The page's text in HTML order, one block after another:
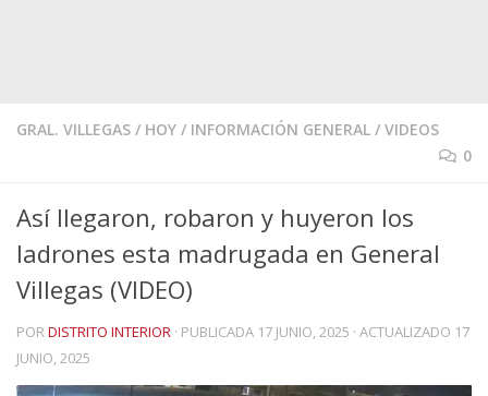
GRAL. VILLEGAS / HOY / INFORMACIÓN GENERAL / VIDEOS
0
Así llegaron, robaron y huyeron los
ladrones esta madrugada en General
Villegas (VIDEO)
PORDISTRITO INTERIOR · PUBLICADA 17 JUNIO, 2025 · ACTUALIZADO 17
JUNIO, 2025